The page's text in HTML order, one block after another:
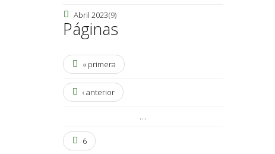
Abril 2023(9)
Páginas
« primera
‹ anterior
…
6